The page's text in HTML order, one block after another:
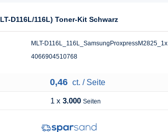
D116L/116L) Toner-Kit Schwarz
MLT-D116L_116L_SamsungProxpressM2825_1x
4066904510768
0,46 ct. / Seite
1 x 3.000 Seiten